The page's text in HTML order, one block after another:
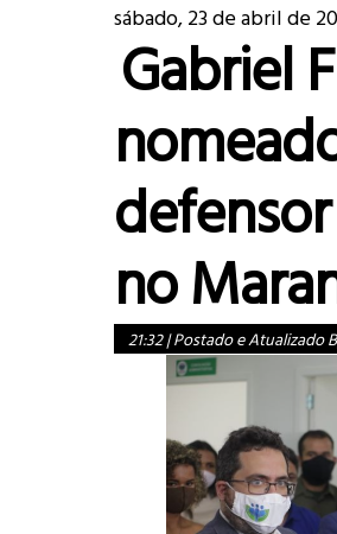
sábado, 23 de abril de
Gabriel
no
21:32|Postado e Atualizado